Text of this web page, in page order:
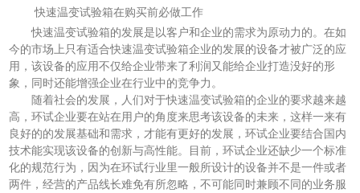
快速温变试验箱在购买前必做工作
快速温变试验箱的发展是以客户和企业的需求为原动力的。在如
今的市场上只有适合快速温变试验箱企业的发展的设备才被广泛的应
用，该设备的应用不仅给企业带来了利润又能给企业打造没好的形
象，同时还能增强企业在行业中的竞争力。
随着社会的发展，人们对于快速温变试验箱的企业的要求越来越
高，环试企业要在站在用户的角度来思考该设备的未来，这样一来有
良好的的发展基础和需求，才能有更好的发展，环试企业要结合国内
技术能实现该设备的创新与高性能。目前，环试企业还缺少一个标准
化的规范行为，因为在环试行业里一般所设计的设备并不是一件或者
两件，经营的产品线长难免有所忽略，不可能同时兼顾不同的业务服